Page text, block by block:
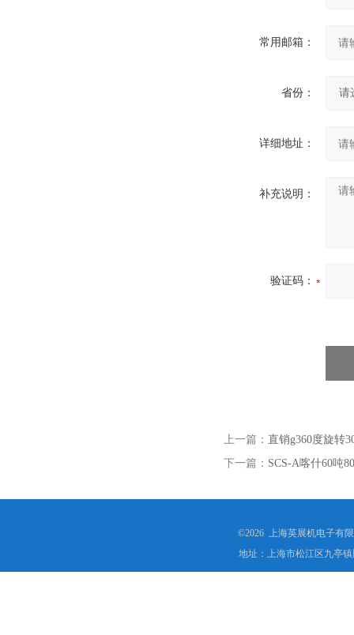
常用邮箱：
省份：
详细地址：
补充说明：
验证码：
上一篇： 直销g360度旋转
下一篇： SCS-A喀什60吨
©2026 上海英展机电子有
地址：上海市松江区九亭镇